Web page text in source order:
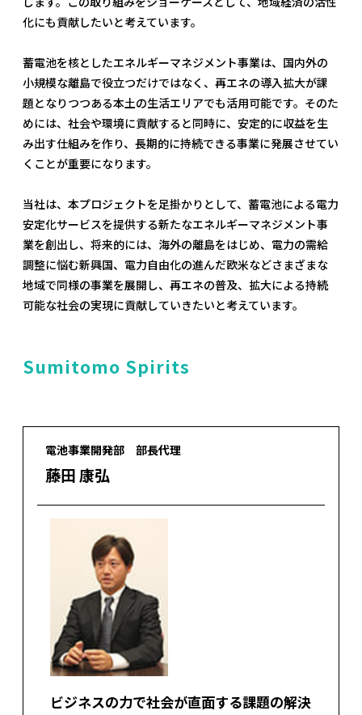
化にも貢献したいと考えています。
蓄電池を核としたエネルギーマネジメント事業は、国内外の
小規模な離島で役立つだけではなく、再エネの導入拡大が課
題となりつつある本土の生活エリアでも活用可能です。そのた
めには、社会や環境に貢献すると同時に、安定的に収益を生
み出す仕組みを作り、長期的に持続できる事業に発展させてい
くことが重要になります。
当社は、本プロジェクトを足掛かりとして、蓄電池による電力
安定化サービスを提供する新たなエネルギーマネジメント事
業を創出し、将来的には、海外の離島をはじめ、電力の需給
調整に悩む新興国、電力自由化の進んだ欧米などさまざまな
地域で同様の事業を展開し、再エネの普及、拡大による持続
可能な社会の実現に貢献していきたいと考えています。
Sumitomo Spirits
電池事業開発部 部長代理
藤田 康弘
ビジネスの力で社会が直面する課題の解決